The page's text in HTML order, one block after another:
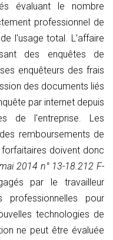
évaluant le nombre
professionnel de
l'usage total. L’affaire
des enquêtes de
enquêteurs des frais
des documents liés
par internet depuis
de l'entreprise. Les
remboursements de
doivent donc
2014 n° 13-18.212 F-
par le travailleur
pour
technologies de
ne peut être évaluée